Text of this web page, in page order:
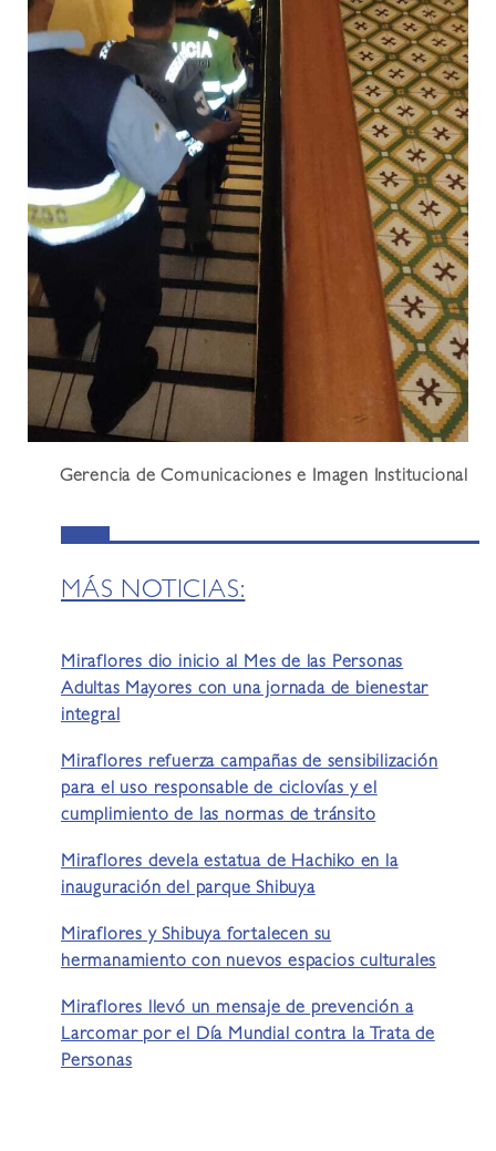
Gerencia de Comunicaciones e Imagen Institucional
MÁS NOTICIAS:
Miraflores dio inicio al Mes de las Personas
Adultas Mayores con una jornada de bienestar
integral
Miraflores refuerza campañas de sensibilización
para el uso responsable de ciclovías y el
cumplimiento de las normas de tránsito
Miraflores devela estatua de Hachiko en la
inauguración del parque Shibuya
Miraflores y Shibuya fortalecen su
hermanamiento con nuevos espacios culturales
Miraflores llevó un mensaje de prevención a
Larcomar por el Día Mundial contra la Trata de
Personas